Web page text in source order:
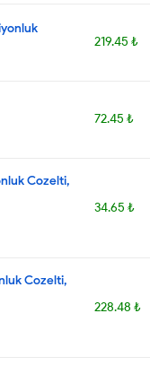
219.45 ₺
72.45 ₺
Cozelti,
34.65 ₺
Cozelti,
228.48 ₺